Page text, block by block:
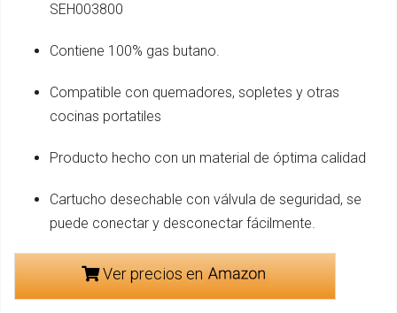
SEH003800
Contiene 100% gas butano.
Compatible con quemadores, sopletes y otras
cocinas portatiles
Producto hecho con un material de óptima calidad
Cartucho desechable con válvula de seguridad, se
puede conectar y desconectar fácilmente.
Ver precios en